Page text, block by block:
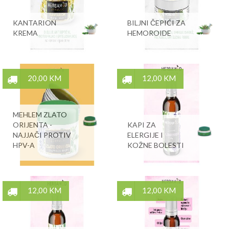
KANTARION
KREMA
BILJNI ČEPIĆI ZA
HEMOROIDE
20,00 KM
MEHLEM ZLATO
ORIJENTA -
NAJJAČI PROTIV
HPV-A
12,00 KM
KAPI ZA
ELERGIJE I
KOŽNE BOLESTI
12,00 KM 12,00 KM